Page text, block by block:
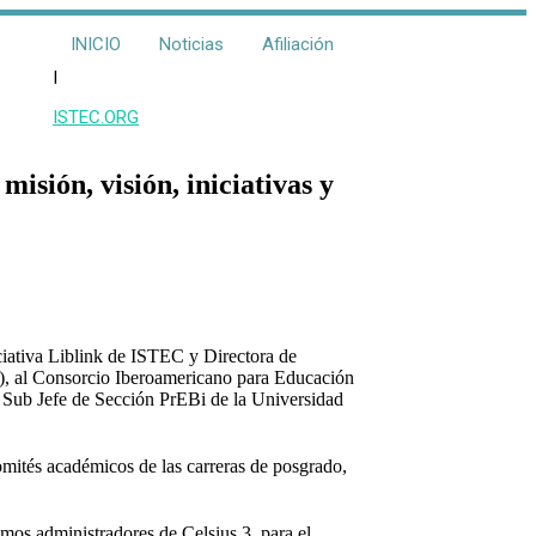
INICIO Noticias
Afiliación
I
ISTEC.ORG
visión, iniciativas y
Liblink de ISTEC y Directora de
Consorcio Iberoamericano para Educación
Jefe de Sección PrEBi de la Universidad
académicos de las carreras de posgrado,